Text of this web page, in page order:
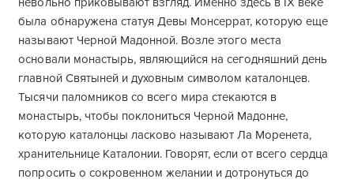
была обнаружена статуя Девы Монсеррат, которую еще
называют Черной Мадонной. Возле этого места
основали монастырь, являющийся на сегодняшний день
главной Святыней и духовным символом каталонцев.
Тысячи паломников со всего мира стекаются в
монастырь, чтобы поклониться Черной Мадонне,
которую каталонцы ласково называют Ла Моренета,
хранительнице Каталонии. Говорят, если от всего сердца
попросить о сокровенном желании и дотронуться до